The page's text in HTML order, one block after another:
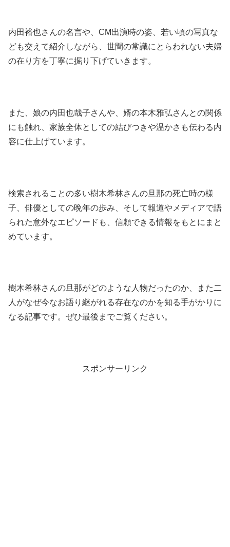
内田裕也さんの名言や、CM出演時の姿、若い頃の写真な
ども交えて紹介しながら、世間の常識にとらわれない夫婦
の在り方を丁寧に掘り下げていきます。
また、娘の内田也哉子さんや、婿の本木雅弘さんとの関係
にも触れ、家族全体としての結びつきや温かさも伝わる内
容に仕上げています。
検索されることの多い樹木希林さんの旦那の死亡時の様
子、俳優としての晩年の歩み、そして報道やメディアで語
られた意外なエピソードも、信頼できる情報をもとにまと
めています。
樹木希林さんの旦那がどのような人物だったのか、また二
人がなぜ今なお語り継がれる存在なのかを知る手がかりに
なる記事です。ぜひ最後までご覧ください。
スポンサーリンク